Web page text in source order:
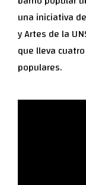
una iniciativa
y Artes de la
que lleva
populares.